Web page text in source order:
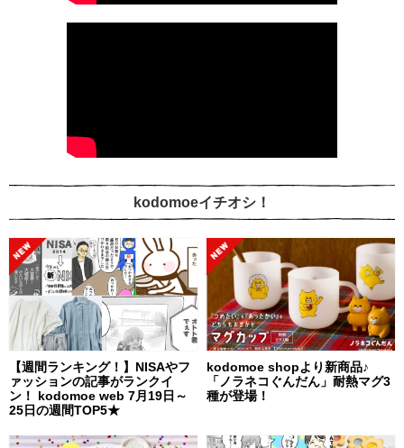
kodomoeイチオシ！
【週間ランキング！】NISAやフ
ァッションの記事がランクイ
ン！ kodomoe web 7月19日～
25日の週間TOP5★
kodomoe shopより新商品♪
「ノラネコぐんだん」耐熱マグ3
種が登場！